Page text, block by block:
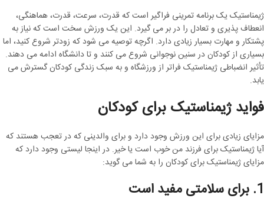
ژیمناستیک یک برنامه تمرینی فراگیر است که قدرت، سرعت، قدرت، هماهنگی،
انعطاف پذیری و تعادل را در بر می گیرد. این یک ورزش سخت است که نیاز به
پشتکار و مهارت بسیار زیادی دارد. اگرچه توصیه می شود که زودتر شروع کنید، اما
بسیاری از کودکان در سنین نوجوانی شروع می کنند و تا دانشگاه ادامه می دهند.
تأثیر انضباطی ژیمناستیک فراتر از ورزشگاه و به سبک زندگی کودکان گسترش می
یابد.
فواید ژیمناستیک برای کودکان
مزایای زیادی برای این ورزش وجود دارد و برای والدینی که در تعجب هستند که
آیا ژیمناستیک برای فرزند من خوب است یا خیر. در اینجا لیستی وجود دارد که
مزایای ژیمناستیک برای کودکان را به شما می گوید:
1. برای سلامتی مفید است